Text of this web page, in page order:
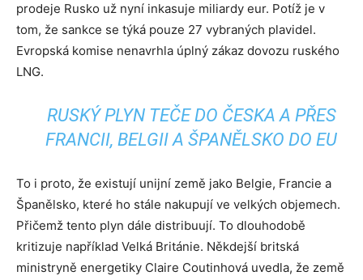
prodeje Rusko už nyní inkasuje miliardy eur. Potíž je v
tom, že sankce se týká pouze 27 vybraných plavidel.
Evropská komise nenavrhla úplný zákaz dovozu ruského
LNG.
RUSKÝ PLYN TEČE DO ČESKA A PŘES
FRANCII, BELGII A ŠPANĚLSKO DO EU
To i proto, že existují unijní země jako Belgie, Francie a
Španělsko, které ho stále nakupují ve velkých objemech.
Přičemž tento plyn dále distribuují. To dlouhodobě
kritizuje například Velká Británie. Někdejší britská
ministryně energetiky Claire Coutinhová uvedla, že země